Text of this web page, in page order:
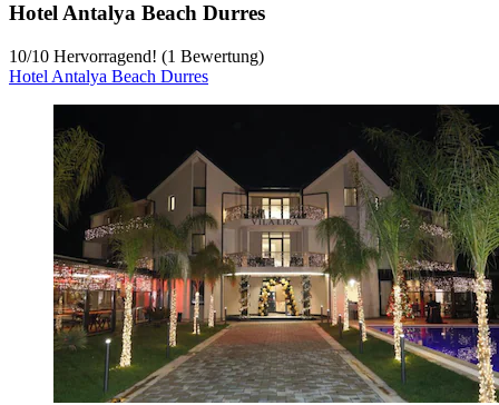
Hotel Antalya Beach Durres
10/10 Hervorragend! (1 Bewertung)
Hotel Antalya Beach Durres